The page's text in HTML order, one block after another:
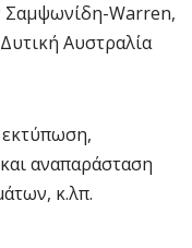
Σαμψωνίδη-Warren,
Αυστραλία
αναπαράσταση
κ.λπ.